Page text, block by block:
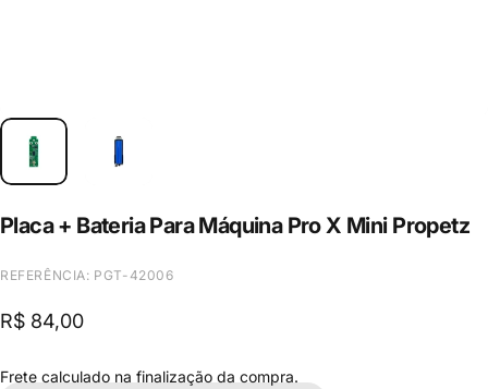
Placa + Bateria Para Máquina ProX Mini Propetz
REFERÊNCIA: PGT-42006
R$ 84,00
Frete calculado na finalização da compra.